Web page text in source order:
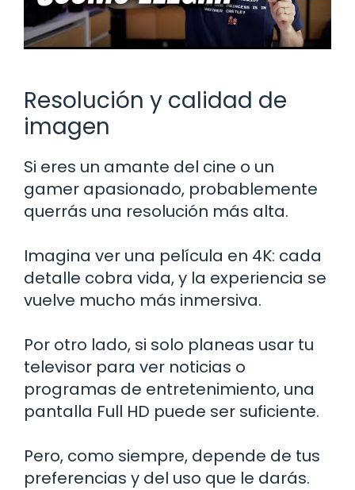
Resolución y calidad de
imagen
Si eres un amante del cine o un
gamer apasionado, probablemente
querrás una resolución más alta.
Imagina ver una película en 4K: cada
detalle cobra vida, y la experiencia se
vuelve mucho más inmersiva.
Por otro lado, si solo planeas usar tu
televisor para ver noticias o
programas de entretenimiento, una
pantalla Full HD puede ser suficiente.
Pero, como siempre, depende de tus
preferencias y del uso que le darás.